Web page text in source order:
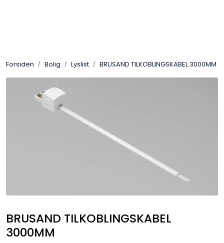
Forsiden Bolig Lyslist BRUSAND TILKOBLINGSKABEL 3000MM
BRUSAND TILKOBLINGSKABEL
3000MM
Industri
Utendørs